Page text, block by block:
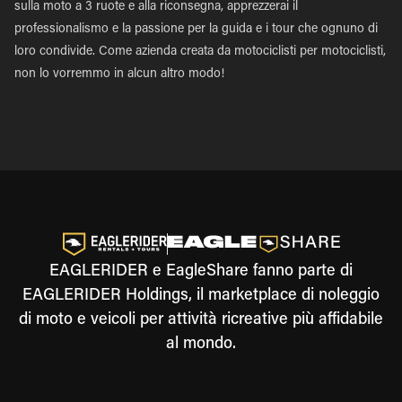
sulla moto a 3 ruote e alla riconsegna, apprezzerai il
professionalismo e la passione per la guida e i tour che ognuno di
loro condivide. Come azienda creata da motociclisti per motociclisti,
non lo vorremmo in alcun altro modo!
EAGLERIDER e EagleShare fanno parte di
EAGLERIDER Holdings, il marketplace di noleggio
di moto e veicoli per attività ricreative più affidabile
al mondo.